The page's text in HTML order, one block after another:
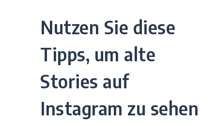
Nutzen Sie diese
Tipps, um alte
Stories auf
Instagram zu sehen